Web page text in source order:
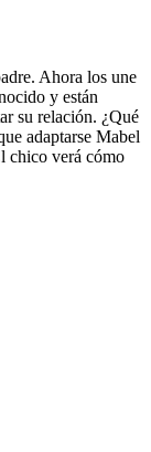
Ahora los une
y están
su relación. ¿Qué
adaptarse Mabel
chico verá cómo